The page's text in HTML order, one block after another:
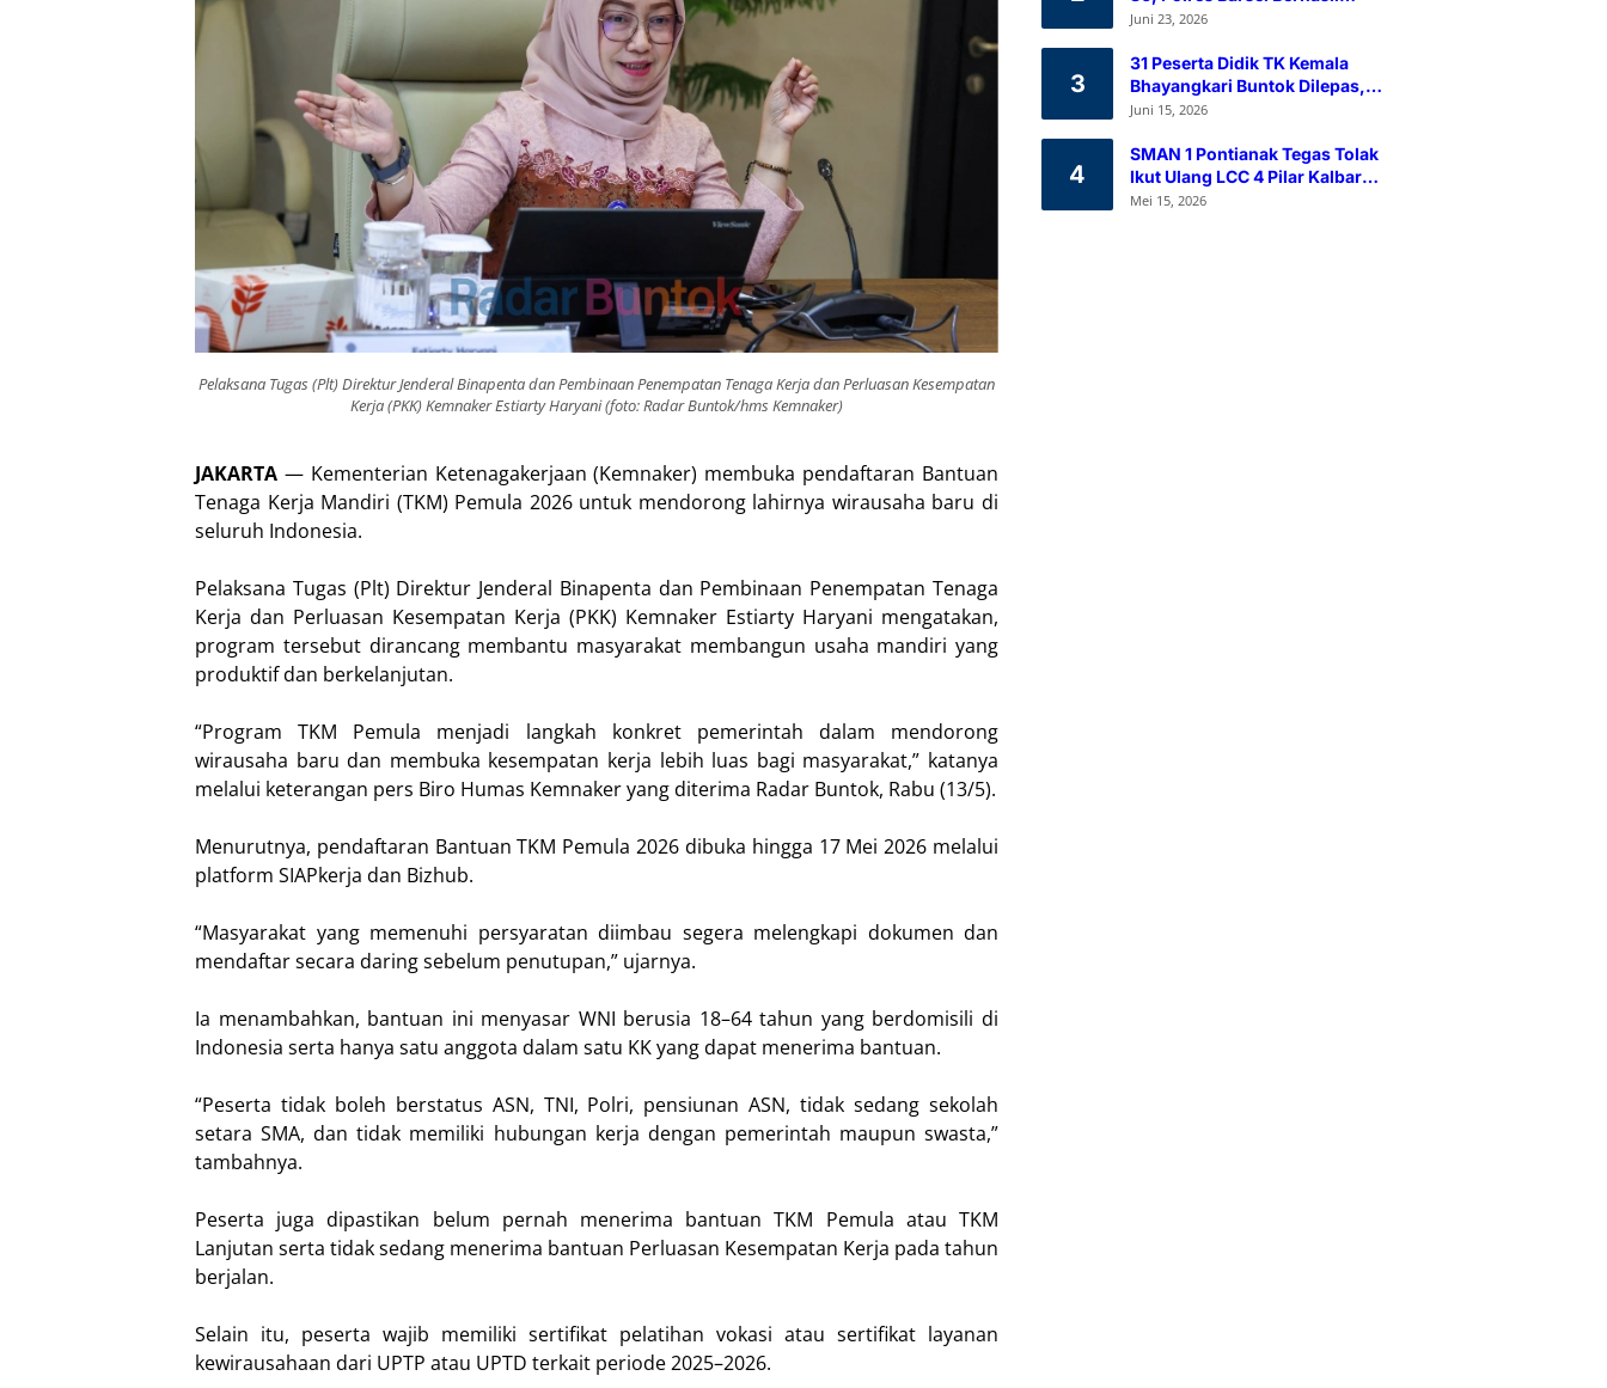
Pelaksana Tugas (Plt) Direktur Jenderal Binapenta dan Pembinaan Penempatan Tenaga Kerja dan Perluasan Kesempatan
Kerja (PKK) Kemnaker Estiarty Haryani (foto: Radar Buntok/hms Kemnaker)
JAKARTA — Kementerian Ketenagakerjaan (Kemnaker) membuka pendaftaran Bantuan
Tenaga Kerja Mandiri (TKM) Pemula 2026 untuk mendorong lahirnya wirausaha baru di
seluruh Indonesia.
Pelaksana Tugas (Plt) Direktur Jenderal Binapenta dan Pembinaan Penempatan Tenaga
Kerja dan Perluasan Kesempatan Kerja (PKK) Kemnaker Estiarty Haryani mengatakan,
program tersebut dirancang membantu masyarakat membangun usaha mandiri yang
produktif dan berkelanjutan.
“Program TKM Pemula menjadi langkah konkret pemerintah dalam mendorong
wirausaha baru dan membuka kesempatan kerja lebih luas bagi masyarakat,” katanya
melalui keterangan pers Biro Humas Kemnaker yang diterima Radar Buntok, Rabu (13/5).
Menurutnya, pendaftaran Bantuan TKM Pemula 2026 dibuka hingga 17 Mei 2026 melalui
platform SIAPkerja dan Bizhub.
“Masyarakat yang memenuhi persyaratan diimbau segera melengkapi dokumen dan
mendaftar secara daring sebelum penutupan,” ujarnya.
Ia menambahkan, bantuan ini menyasar WNI berusia 18–64 tahun yang berdomisili di
Indonesia serta hanya satu anggota dalam satu KK yang dapat menerima bantuan.
“Peserta tidak boleh berstatus ASN, TNI, Polri, pensiunan ASN, tidak sedang sekolah
setara SMA, dan tidak memiliki hubungan kerja dengan pemerintah maupun swasta,”
tambahnya.
Peserta juga dipastikan belum pernah menerima bantuan TKM Pemula atau TKM
Lanjutan serta tidak sedang menerima bantuan Perluasan Kesempatan Kerja pada tahun
berjalan.
Selain itu, peserta wajib memiliki sertifikat pelatihan vokasi atau sertifikat layanan
kewirausahaan dari UPTP atau UPTD terkait periode 2025–2026.
Himpun 80 Kantong Darah
Juni 23, 2026
3
31 Peserta Didik TK Kemala
Bhayangkari Buntok Dilepas,
Kapolres Barsel Tekankan
Juni 15, 2026
4
SMAN 1 Pontianak Tegas Tolak
Ikut Ulang LCC 4 Pilar Kalbar
2026
Mei 15, 2026